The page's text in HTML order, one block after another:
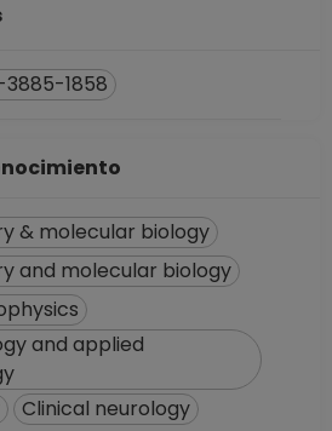
1858
& molecular biology
and molecular biology
and applied
Clinical neurology